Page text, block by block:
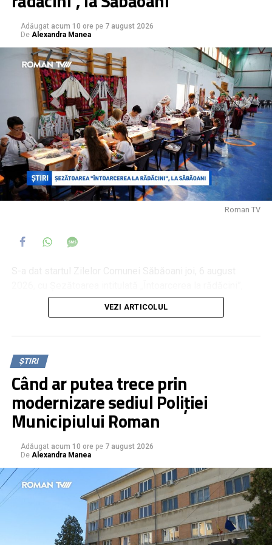
Direcției de Sănătate Publică Neamț
Într-un anunț pe pagina oficială, Primăria Municipiului
Roman a precizat că se închid bazinele, însă a invocat
drept motive „condițiile meteorologice nefavorabile
prognozate pentru acest sfârșit de săptămână”, „efectele
fenomenelor meteorologice înregistrate în cursul zilei de
ieri, inclusiv furtuna de nisip” și „depășiri ale unor indicatori
privind calitatea apei”, fără a face referire la bacteria
depistată în urma analizelor.
Adăugat acum 10 ore pe 7 august 2026
De Alexandra Manea
Roman TV
dedicată săbăonenilor veniți din diaspora, pentru a se
reuni cu familia și cu prietenii rămași în comunitate.
pregătite pentru cei care au trecut pragul șezătorii.
VEZI ARTICOLUL
ȘTIRI
Când ar putea trece prin
modernizare sediul Poliției
Municipiului Roman
Adăugat acum 10 ore pe 7 august 2026
De Alexandra Manea